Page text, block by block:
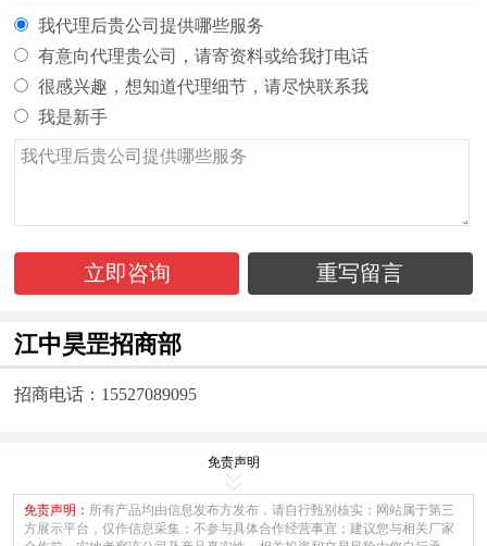
我代理后贵公司提供哪些服务
有意向代理贵公司，请寄资料或给我打电话
很感兴趣，想知道代理细节，请尽快联系我
我是新手
立即咨询 重写留言
江中昊罡招商部
招商电话：15527089095
免责声明
免责声明： 所有产品均由信息发布方发布，请自行甄别核实；网站属于第三
方展示平台，仅作信息采集；不参与具体合作经营事宜；建议您与相关厂家